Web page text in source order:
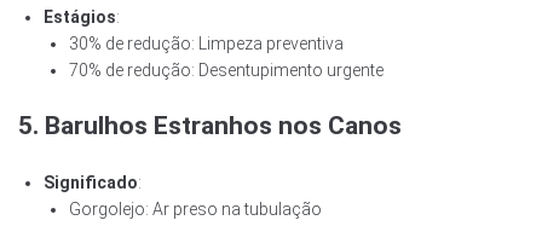
Estágios:
30% de redução: Limpeza preventiva
70% de redução: Desentupimento urgente
5. Barulhos Estranhos nos Canos
Significado:
Gorgolejo: Ar preso na tubulação